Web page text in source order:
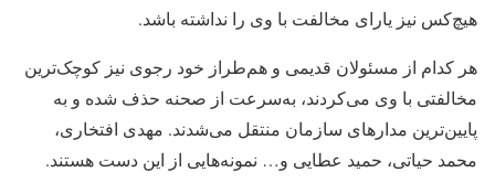
هیچ‌کس نیز یارای مخالفت با وی را نداشته باشد.
هر کدام از مسئولان قدیمی و هم‌طراز خود رجوی نیز کوچک‌ترین
مخالفتی با وی می‌کردند، به‌سرعت از صحنه حذف شده و به
پایین‌ترین مدارهای سازمان منتقل می‌شدند. مهدی افتخاری،
محمد حیاتی، حمید عطایی و… نمونه‌هایی از این دست هستند.